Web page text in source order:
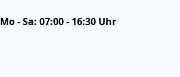
Mo - Sa: 07:00 - 16:30 Uhr